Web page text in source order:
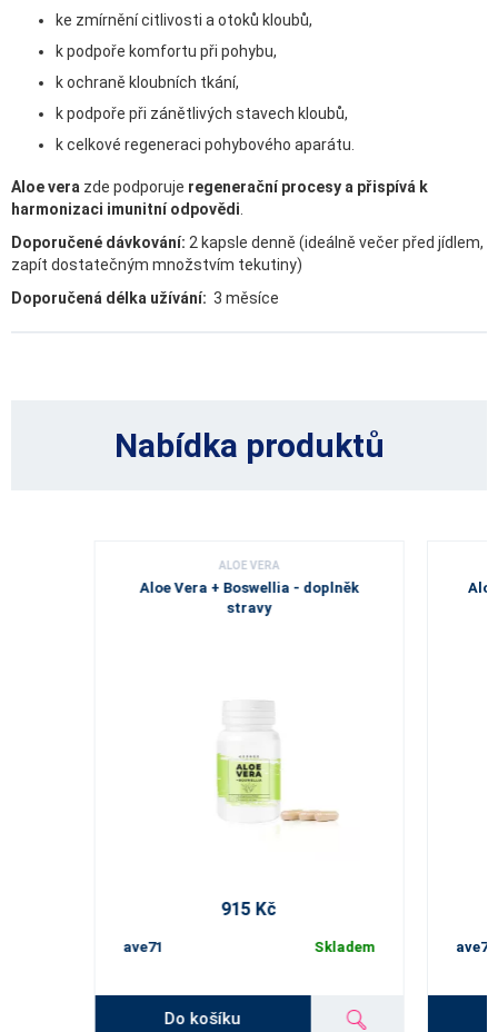
ke zmírnění citlivosti a otoků kloubů,
k podpoře komfortu při pohybu,
k ochraně kloubních tkání,
k podpoře při zánětlivých stavech kloubů,
k celkové regeneraci pohybového aparátu.
Aloe vera zde podporuje regenerační procesy a přispívá k
harmonizaci imunitní odpovědi
Doporučené dávkování: 2 kapsle denně (ideálně večer před jídlem,
zapít dostatečným množstvím tekutiny)
Doporučená délka užívání: 3 měsíce
Nabídka produktů
ALOE VERA
Aloe Vera + Boswellia - doplněk
stravy
915 Kč
ave71 Skladem
Do košíku
ave72